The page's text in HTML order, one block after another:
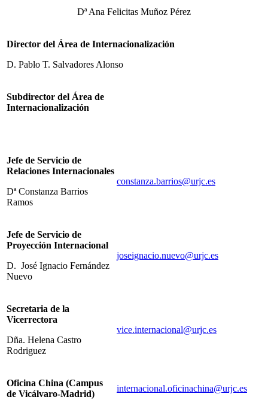
Dª Ana Felicitas Muñoz Pérez
Director del Área de Internacionalización
D. Pablo T. Salvadores Alonso
Subdirector del Área de
Internacionalización
Jefe de Servicio de
Relaciones Internacionales
Dª Constanza Barrios
Ramos
constanza.barrios@urjc.es
Jefe de Servicio de
Proyección Internacional
D. José Ignacio Fernández
Nuevo
joseignacio.nuevo@urjc.es
Secretaria de la
Vicerrectora
Dña. Helena Castro
Rodriguez
vice.internacional@urjc.es
Oficina China (Campus
de Vicálvaro-Madrid)
internacional.oficinachina@urjc.es